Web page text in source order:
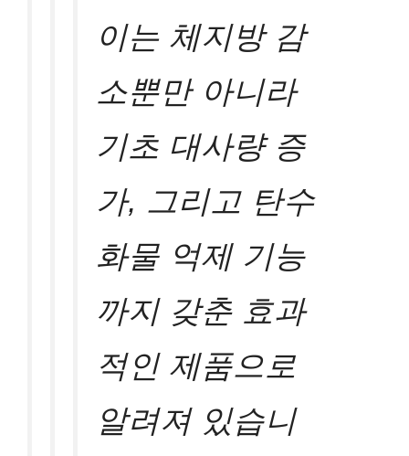
이는 체지방 감
소뿐만 아니라
기초 대사량 증
가, 그리고 탄수
화물 억제 기능
까지 갖춘 효과
적인 제품으로
알려져 있습니